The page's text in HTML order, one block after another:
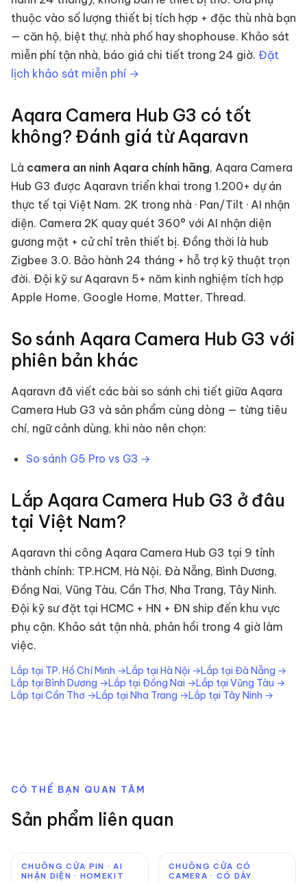
thuộc vào số lượng thiết bị tích hợp + đặc thù nhà bạn
— căn hộ, biệt thự, nhà phố hay shophouse. Khảo sát
miễn phí tận nhà, báo giá chi tiết trong 24 giờ. Đặt
lịch khảo sát miễn phí →
Aqara Camera Hub G3 có tốt
không? Đánh giá từ Aqaravn
Là camera an ninh Aqara chính hãng, Aqara Camera
Hub G3 được Aqaravn triển khai trong 1.200+ dự án
thực tế tại Việt Nam. 2K trong nhà · Pan/Tilt · AI nhận
diện. Camera 2K quay quét 360° với AI nhận diện
gương mặt + cử chỉ trên thiết bị. Đồng thời là hub
Zigbee 3.0. Bảo hành 24 tháng + hỗ trợ kỹ thuật trọn
đời. Đội kỹ sư Aqaravn 5+ năm kinh nghiệm tích hợp
Apple Home, Google Home, Matter, Thread.
So sánh Aqara Camera Hub G3 với
phiên bản khác
Aqaravn đã viết các bài so sánh chi tiết giữa Aqara
Camera Hub G3 và sản phẩm cùng dòng — từng tiêu
chí, ngữ cảnh dùng, khi nào nên chọn:
So sánh G5 Pro vs G3 →
Lắp Aqara Camera Hub G3 ở đâu
tại Việt Nam?
Aqaravn thi công Aqara Camera Hub G3 tại 9 tỉnh
thành chính: TP.HCM, Hà Nội, Đà Nẵng, Bình Dương,
Đồng Nai, Vũng Tàu, Cần Thơ, Nha Trang, Tây Ninh.
Đội kỹ sư đặt tại HCMC + HN + ĐN ship đến khu vực
phụ cận. Khảo sát tận nhà, phản hồi trong 4 giờ làm
việc.
Lắp tại TP. Hồ Chí Minh →Lắp tại Hà Nội →Lắp tại Đà Nẵng →
Lắp tại Bình Dương →Lắp tại Đồng Nai →Lắp tại Vũng Tàu →
Lắp tại Cần Thơ →Lắp tại Nha Trang →Lắp tại Tây Ninh →
CÓ THỂ BẠN QUAN TÂM
Sản phẩm liên quan
CHUÔNG CỬA PIN · AI
NHẬN DIỆN · HOMEKIT
CHUÔNG CỬA CÓ
CAMERA · CÓ DÂY